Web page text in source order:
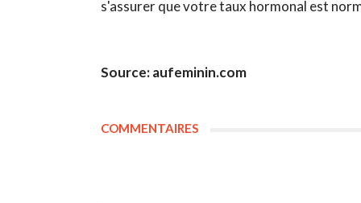
s'assurer que votre taux hormonal est
Source: aufeminin.com
COMMENTAIRES